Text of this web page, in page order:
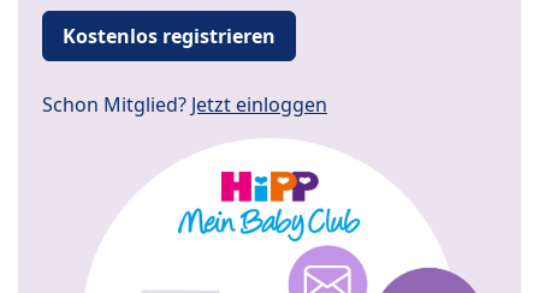
Kostenlos registrieren
Schon Mitglied? Jetzt einloggen